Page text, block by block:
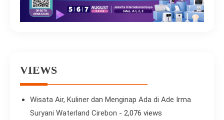
VIEWS
Wisata Air, Kuliner dan Menginap Ada di Ade Irma
Suryani Waterland Cirebon - 2,076 views